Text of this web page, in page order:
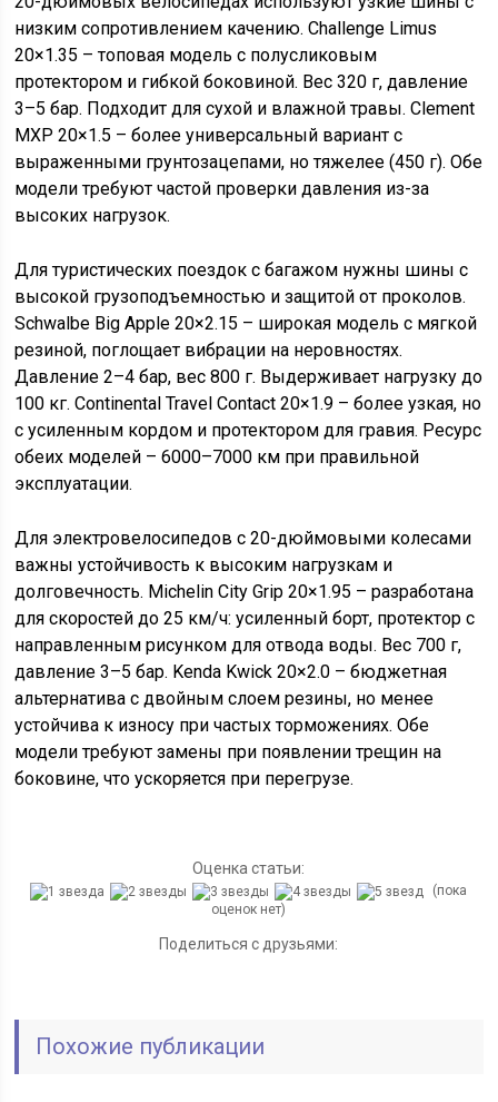
низким сопротивлением качению. Challenge Limus
20×1.35 – топовая модель с полусликовым
протектором и гибкой боковиной. Вес 320 г, давление
3–5 бар. Подходит для сухой и влажной травы. Clement
MXP 20×1.5 – более универсальный вариант с
выраженными грунтозацепами, но тяжелее (450 г). Обе
модели требуют частой проверки давления из-за
высоких нагрузок.
Для туристических поездок с багажом нужны шины с
высокой грузоподъемностью и защитой от проколов.
Schwalbe Big Apple 20×2.15 – широкая модель с мягкой
резиной, поглощает вибрации на неровностях.
Давление 2–4 бар, вес 800 г. Выдерживает нагрузку до
100 кг. Continental Travel Contact 20×1.9 – более узкая, но
с усиленным кордом и протектором для гравия. Ресурс
обеих моделей – 6000–7000 км при правильной
эксплуатации.
Для электровелосипедов с 20-дюймовыми колесами
важны устойчивость к высоким нагрузкам и
долговечность. Michelin City Grip 20×1.95 – разработана
для скоростей до 25 км/ч: усиленный борт, протектор с
направленным рисунком для отвода воды. Вес 700 г,
давление 3–5 бар. Kenda Kwick 20×2.0 – бюджетная
альтернатива с двойным слоем резины, но менее
устойчива к износу при частых торможениях. Обе
модели требуют замены при появлении трещин на
боковине, что ускоряется при перегрузе.
Оценка статьи:
(пока
оценок нет)
Поделиться с друзьями:
Похожие публикации